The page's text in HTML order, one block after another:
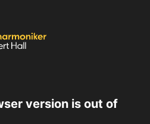
version is out of